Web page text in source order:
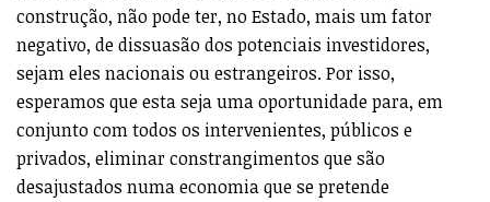
construção, não pode ter, no Estado, mais um fator
negativo, de dissuasão dos potenciais investidores,
sejam eles nacionais ou estrangeiros. Por isso,
esperamos que esta seja uma oportunidade para, em
conjunto com todos os intervenientes, públicos e
privados, eliminar constrangimentos que são
desajustados numa economia que se pretende